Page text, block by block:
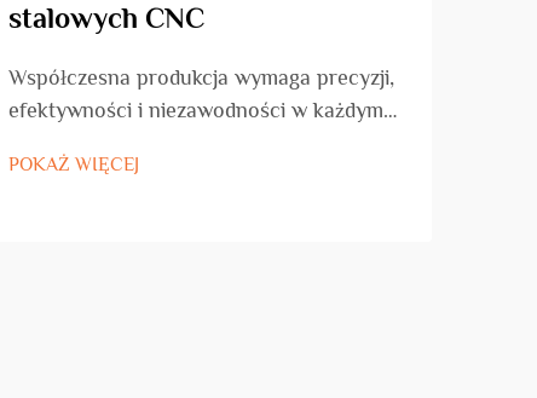
stalowych CNC
Współczesna produkcja wymaga precyzji,
efektywności i niezawodności w każdym
stali przeżywa znaczącą transformację
POKAŻ WIĘCEJ